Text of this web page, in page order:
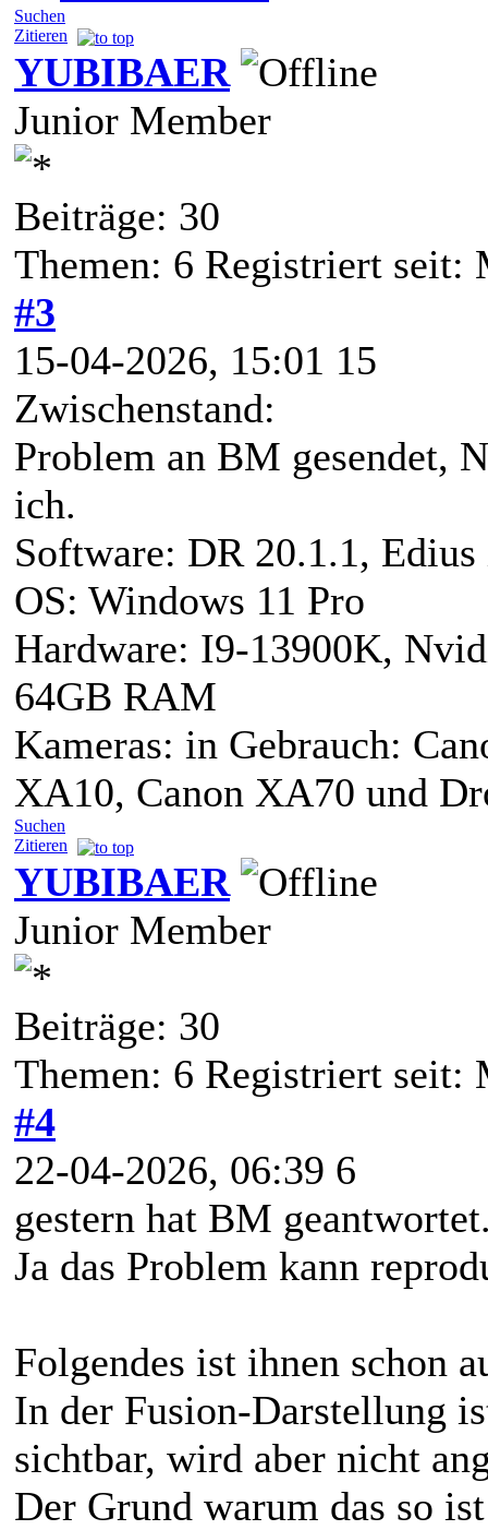
Suchen
Zitieren
YUBIBAER
Junior Member
Beiträge: 30
Themen: 6 Registriert seit:
#3
15-04-2026, 15:01 15
Zwischenstand:
Problem an BM gesendet,
ich.
Software: DR 20.1.1,
OS: Windows 11 Pro
Hardware: I9-13900K,
64GB RAM
Kameras: in Gebrauch:
XA10, Canon XA70 und
Suchen
Zitieren
YUBIBAER
Junior Member
Beiträge: 30
Themen: 6 Registriert seit:
#4
22-04-2026, 06:39 6
gestern hat BM
Ja das Problem kann
Folgendes ist ihnen schon
In der Fusion-Darstellung
sichtbar, wird aber nicht
Der Grund warum das so